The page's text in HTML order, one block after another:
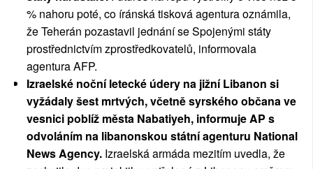
% nahoru poté, co íránská tisková agentura oznámila,
že Teherán pozastavil jednání se Spojenými státy
prostřednictvím zprostředkovatelů, informovala
agentura AFP.
Izraelské noční letecké údery na jižní Libanon si
vyžádaly šest mrtvých, včetně syrského občana ve
vesnici poblíž města Nabatiyeh, informuje AP s
odvoláním na libanonskou státní agenturu National
News Agency.Izraelská armáda mezitím uvedla, že